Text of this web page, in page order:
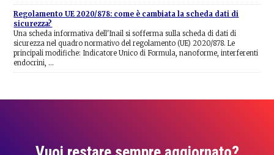
Regolamento UE 2020/878: come è cambiata la scheda dati di
sicurezza?
Una scheda informativa dell'Inail si sofferma sulla scheda di dati di
sicurezza nel quadro normativo del regolamento (UE) 2020/878. Le
principali modifiche: Indicatore Unico di Formula, nanoforme, interferenti
endocrini, …